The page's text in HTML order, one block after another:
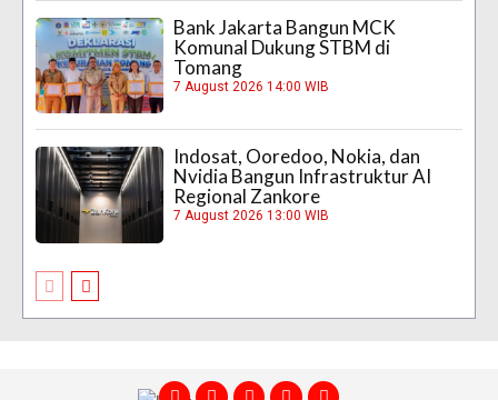
Bank Jakarta Bangun MCK
Komunal Dukung STBM di
Tomang
7 August 2026 14:00 WIB
Indosat, Ooredoo, Nokia, dan
Nvidia Bangun Infrastruktur AI
Regional Zankore
7 August 2026 13:00 WIB